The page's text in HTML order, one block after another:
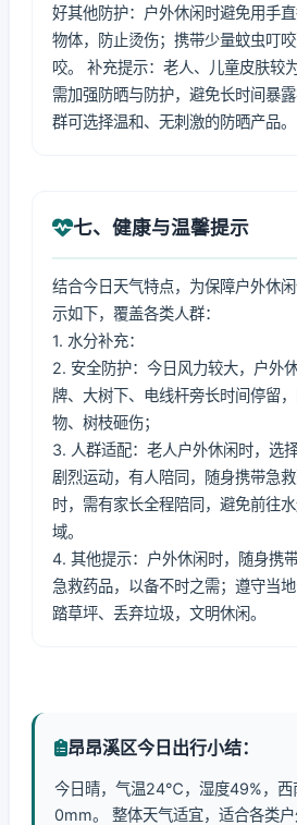
好其他防护：户外休闲时避免用手
物体，防止烫伤；携带少量蚊虫叮
咬。 补充提示：老人、儿童皮肤较
需加强防晒与防护，避免长时间暴
群可选择温和、无刺激的防晒产品。
七、健康与温馨提示
结合今日天气特点，为保障户外休
示如下，覆盖各类人群：
1. 水分补充：
2. 安全防护：今日风力较大，户外
牌、大树下、电线杆旁长时间停留
物、树枝砸伤；
3. 人群适配：老人户外休闲时，选
剧烈运动，有人陪同，随身携带急
时，需有家长全程陪同，避免前往
域。
4. 其他提示：户外休闲时，随身携
急救药品，以备不时之需；遵守当
踏草坪、丢弃垃圾，文明休闲。
昂昂溪区今日出行小结：
今日晴，气温24℃，湿度49%，西
0mm。 整体天气适宜，适合各类